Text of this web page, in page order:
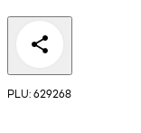
PLU: 629268